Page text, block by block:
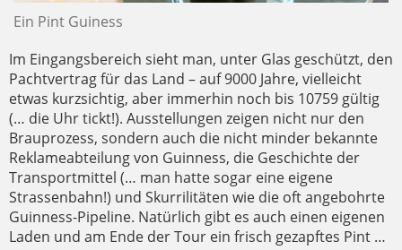
Ein Pint Guiness
Im Eingangsbereich sieht man, unter Glas geschützt, den
Pachtvertrag für das Land – auf 9000 Jahre, vielleicht
etwas kurzsichtig, aber immerhin noch bis 10759 gültig
(… die Uhr tickt!). Ausstellungen zeigen nicht nur den
Brauprozess, sondern auch die nicht minder bekannte
Reklameabteilung von Guinness, die Geschichte der
Transportmittel (… man hatte sogar eine eigene
Strassenbahn!) und Skurrilitäten wie die oft angebohrte
Guinness-Pipeline. Natürlich gibt es auch einen eigenen
Laden und am Ende der Tour ein frisch gezapftes Pint …